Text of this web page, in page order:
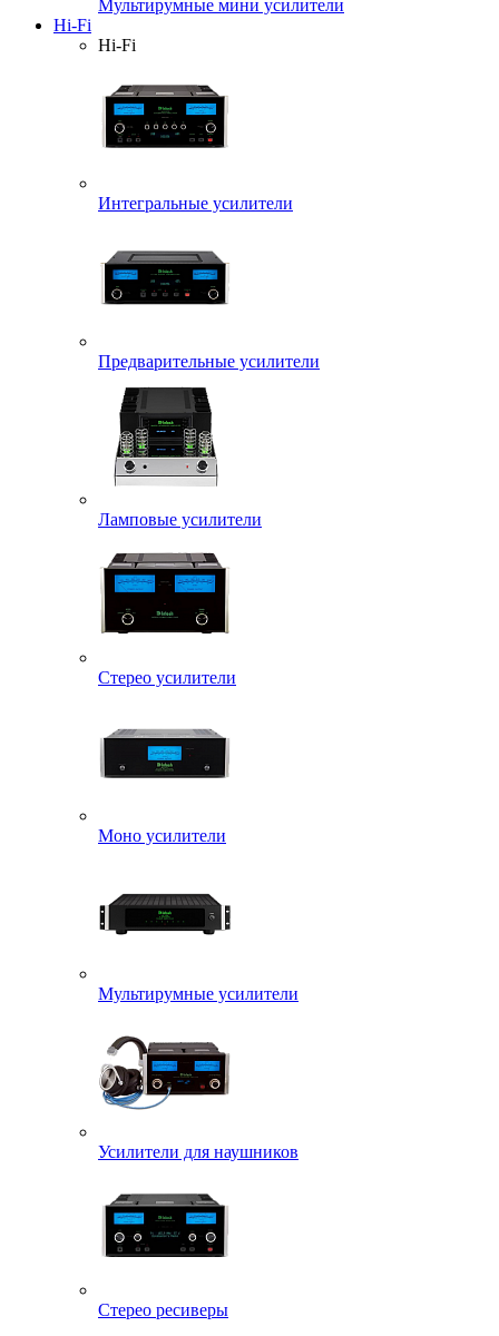
Мультирумные мини усилители
Hi-Fi
Hi-Fi
Интегральные усилители
Предварительные усилители
Ламповые усилители
Стерео усилители
Моно усилители
Мультирумные усилители
Усилители для наушников
Стерео ресиверы